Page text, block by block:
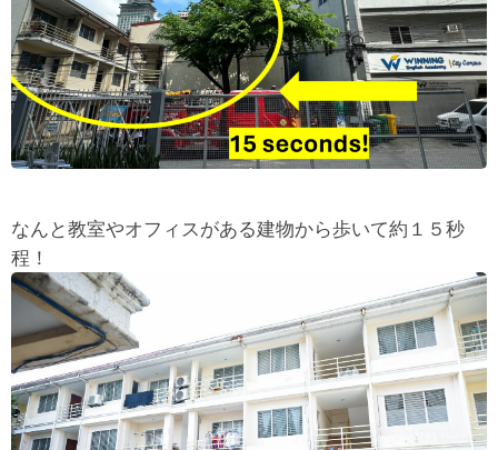
なんと教室やオフィスがある建物から歩いて約１５秒
程！